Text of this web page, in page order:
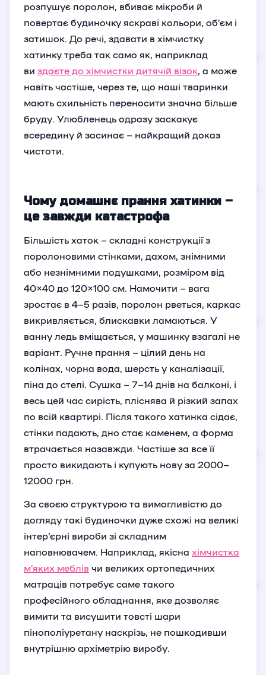
розпушує поролон, вбиває мікроби й
повертає будиночку яскраві кольори, об’єм і
затишок. До речі, здавати в хімчистку
хатинку треба так само як, наприклад
ви здаєте до хімчистки дитячій візок, а може
навіть частіше, через те, що наші тваринки
мають схильність переносити значно більше
бруду. Улюбленець одразу заскакує
всередину й засинає – найкращий доказ
чистоти.
Чому домашнє прання хатинки –
це завжди катастрофа
Більшість хаток – складні конструкції з
поролоновими стінками, дахом, знімними
або незнімними подушками, розміром від
40×40 до 120×100 см. Намочити – вага
зростає в 4–5 разів, поролон рветься, каркас
викривляється, блискавки ламаються. У
ванну ледь вміщається, у машинку взагалі не
варіант. Ручне прання – цілий день на
колінах, чорна вода, шерсть у каналізації,
піна до стелі. Сушка – 7–14 днів на балконі, і
весь цей час сирість, пліснява й різкий запах
по всій квартирі. Після такого хатинка сідає,
стінки падають, дно стає каменем, а форма
втрачається назавжди. Частіше за все її
просто викидають і купують нову за 2000–
12000 грн.
За своєю структурою та вимогливістю до
догляду такі будиночки дуже схожі на великі
інтер'єрні вироби зі складним
наповнювачем. Наприклад, якісна хімчистка
м’яких меблів чи великих ортопедичних
матраців потребує саме такого
професійного обладнання, яке дозволяє
вимити та висушити товсті шари
пінополіуретану наскрізь, не пошкодивши
внутрішню архіметрію виробу.